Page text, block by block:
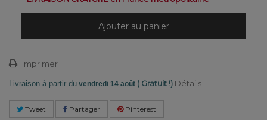
Ajouter au panier
Imprimer
Livraison à partir du vendredi 14 août ( Gratuit !) Détails
Tweet Partager Pinterest